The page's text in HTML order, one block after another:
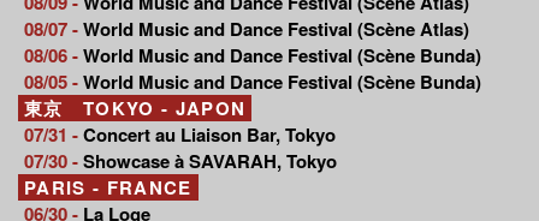
08/07 -World Music and Dance Festival (Scène Atlas)
08/06 -World Music and Dance Festival (Scène Bunda)
08/05 -World Music and Dance Festival (Scène Bunda)
東京 TOKYO - JAPON
07/31 -Concert au Liaison Bar, Tokyo
07/30 -Showcase à SAVARAH, Tokyo
PARIS - FRANCE
06/30 - La Loge